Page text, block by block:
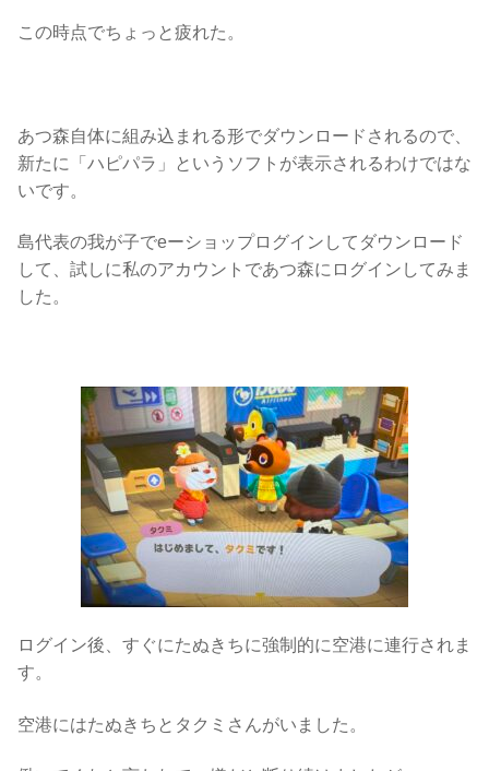
この時点でちょっと疲れた。
あつ森自体に組み込まれる形でダウンロードされるので、
新たに「ハピパラ」というソフトが表示されるわけではな
いです。
島代表の我が子でeーショップログインしてダウンロード
して、試しに私のアカウントであつ森にログインしてみま
した。
ログイン後、すぐにたぬきちに強制的に空港に連行されま
す。
空港にはたぬきちとタクミさんがいました。